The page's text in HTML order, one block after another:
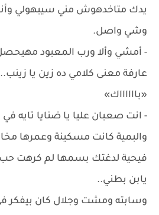
يدك متاخدهوش مني سيبهولي
وشي واصل.
- أمشي وألا ورب المعبود
عارفة معنى كلامي ده زين يا
«بااااااك»
- انت صعبان عليا يا ضنايا تايه في
والبمية كانت مسكينة وعمرها
فيحية لدغتك بسمها لم كرهت
يابن بطني..
وسابته ومشت وجلال كان بيفكر